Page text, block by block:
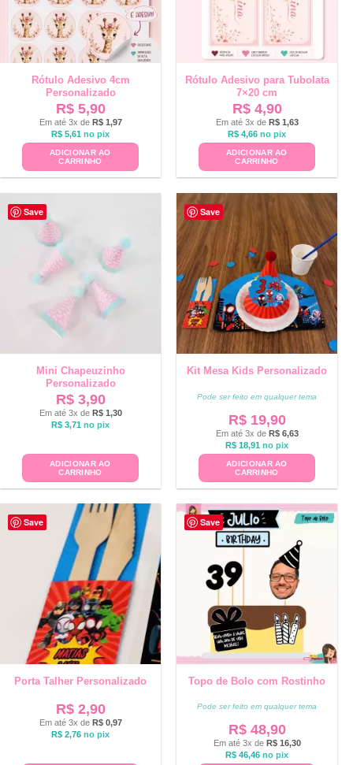
Rótulo Adesivo 4cm
Personalizado
R$5,90
Em até 3x de R$1,97
R$ 5,61 no pix
ADICIONAR AO
CARRINHO
Rótulo Adesivo para Tubolata
7×20 cm
R$4,90
Em até 3x de R$1,63
R$ 4,66 no pix
ADICIONAR AO
CARRINHO
Save
Mini Chapeuzinho
Personalizado
R$3,90
Em até 3x de R$1,30
R$ 3,71 no pix
ADICIONAR AO
CARRINHO
Save
Kit Mesa Kids Personalizado
Pode ser feito em qualquer tema
R$19,90
Em até 3x de R$6,63
R$ 18,91 no pix
ADICIONAR AO
CARRINHO
Save
Porta Talher Personalizado
R$2,90
Em até 3x de R$0,97
R$ 2,76 no pix
Save
Topo de Bolo com Rostinho
Pode ser feito em qualquer tema
R$48,90
Em até 3x de R$16,30
R$ 46,46 no pix